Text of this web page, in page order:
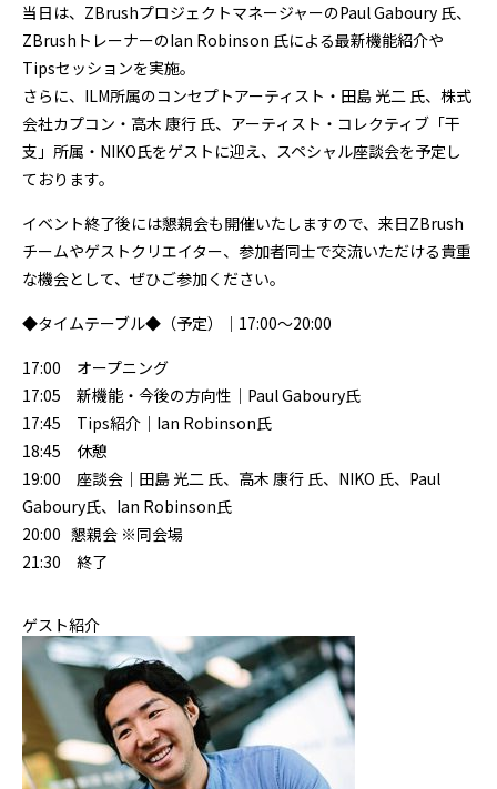
当日は、ZBrushプロジェクトマネージャーのPaul Gaboury 氏、
ZBrushトレーナーのIan Robinson 氏による最新機能紹介や
Tipsセッションを実施。
さらに、ILM所属のコンセプトアーティスト・田島 光二 氏、株式
会社カプコン・高木 康行 氏、アーティスト・コレクティブ「干
支」所属・NIKO氏をゲストに迎え、スペシャル座談会を予定し
ております。
イベント終了後には懇親会も開催いたしますので、来日ZBrush
チームやゲストクリエイター、参加者同士で交流いただける貴重
な機会として、ぜひご参加ください。
◆タイムテーブル◆（予定）｜17:00～20:00
17:00 オープニング
17:05 新機能・今後の方向性｜Paul Gaboury氏
17:45 Tips紹介｜Ian Robinson氏
18:45 休憩
19:00 座談会｜田島 光二 氏、高木 康行 氏、NIKO 氏、Paul
Gaboury氏、Ian Robinson氏
20:00 懇親会 ※同会場
21:30 終了
ゲスト紹介